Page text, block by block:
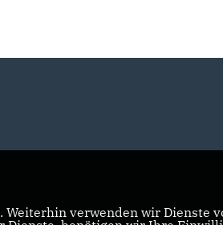
verwenden wir Dienste